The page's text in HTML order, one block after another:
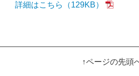
詳細はこちら（129KB）
↑ページの先頭